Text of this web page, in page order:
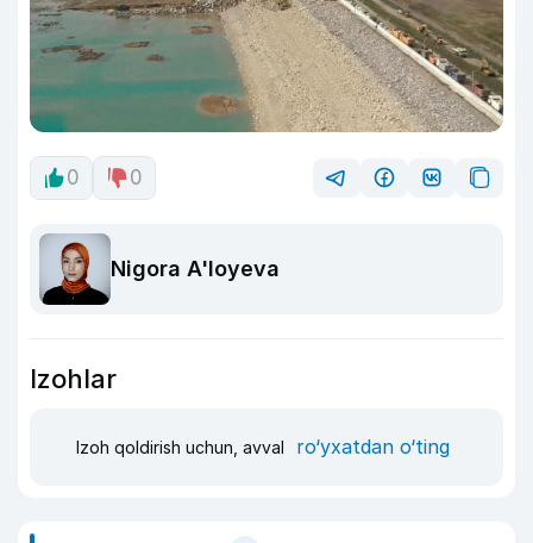
0 0
Nigora A'loyeva
Izohlar
Izoh qoldirish uchun, avval ro‘yxatdan o‘ting